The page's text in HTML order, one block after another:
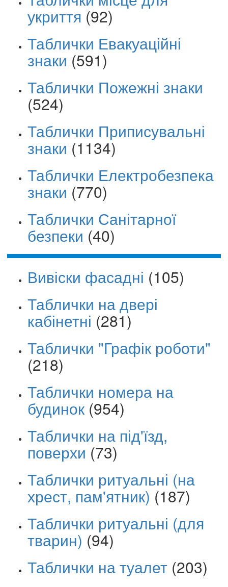
укриття (92)
Таблички Евакуаційні
знаки (591)
Таблички Пожежні знаки
(524)
Таблички Приписувальні
знаки (1134)
Таблички Електробезпека
знаки (770)
Таблички Санітарної
безпеки (40)
Вивіски фасадні (105)
Таблички на двері
кабінетні (281)
Таблички "Графік роботи"
(218)
Таблички номера на
будинок (954)
Таблички на під'їзд,
поверхи (73)
Таблички ритуальні (на
хрест, пам'ятник) (187)
Таблички ритуальні (для
тварин) (94)
Таблички на туалет (203)